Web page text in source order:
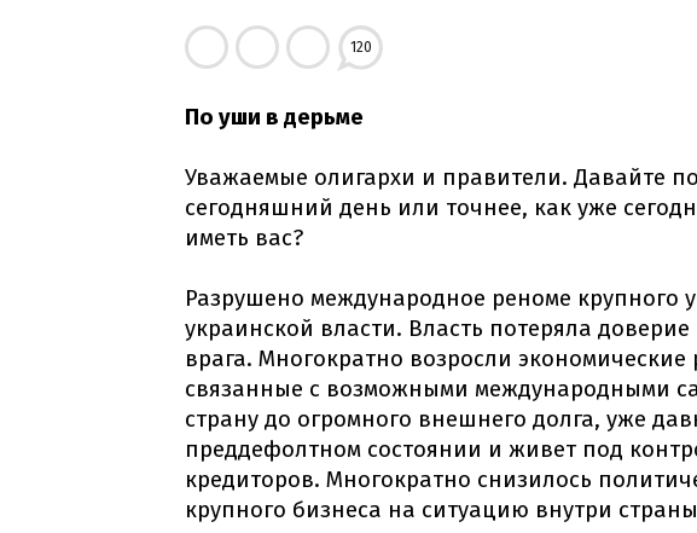
120
По уши в дерьме
Уважаемые олигархи и правители. Давайте
сегодняшний день или точнее, как уже
иметь вас?
Разрушено международное реноме крупного
украинской власти. Власть потеряла
врага. Многократно возросли экономические
связанные с возможными международными
страну до огромного внешнего долга, уже
преддефолтном состоянии и живет под
кредиторов. Многократно снизилось
крупного бизнеса на ситуацию внутри